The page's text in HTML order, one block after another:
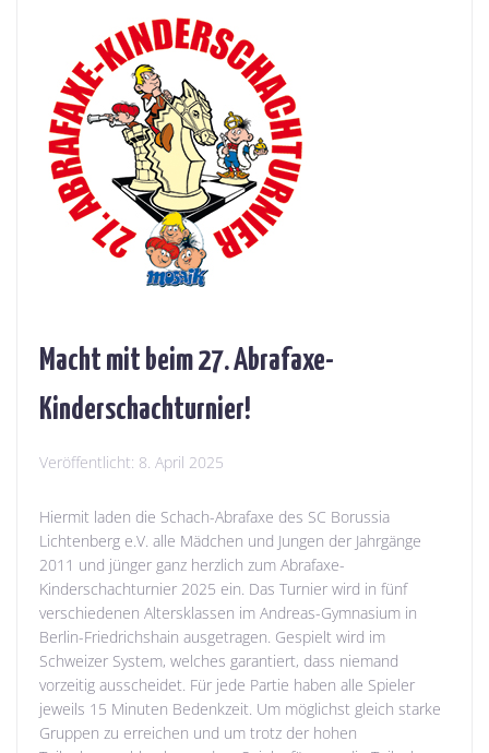
Macht mit beim 27. Abrafaxe-
Kinderschachturnier!
Veröffentlicht: 8. April 2025
Hiermit laden die Schach-Abrafaxe des SC Borussia
Lichtenberg e.V. alle Mädchen und Jungen der Jahrgänge
2011 und jünger ganz herzlich zum Abrafaxe-
Kinderschachturnier 2025 ein. Das Turnier wird in fünf
verschiedenen Altersklassen im Andreas-Gymnasium in
Berlin-Friedrichshain ausgetragen. Gespielt wird im
Schweizer System, welches garantiert, dass niemand
vorzeitig ausscheidet. Für jede Partie haben alle Spieler
jeweils 15 Minuten Bedenkzeit. Um möglichst gleich starke
Gruppen zu erreichen und um trotz der hohen